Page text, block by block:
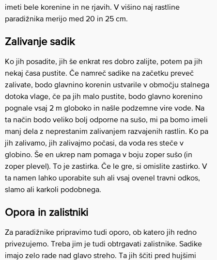
imeti bele korenine in ne rjavih. V višino naj rastline
paradižnika merijo med 20 in 25 cm.
Zalivanje sadik
Ko jih posadite, jih še enkrat res dobro zalijte, potem pa jih
nekaj časa pustite. Če namreč sadike na začetku preveč
zalivate, bodo glavnino korenin ustvarile v območju stalnega
dotoka vlage, če pa jih malo pustite, bodo glavno korenino
pognale vsaj 2 m globoko in našle podzemne vire vode. Na
ta način bodo veliko bolj odporne na sušo, mi pa bomo imeli
manj dela z neprestanim zalivanjem razvajenih rastlin. Ko pa
jih zalivamo, jih zalivajmo počasi, da voda res steče v
globino. Še en ukrep nam pomaga v boju zoper sušo (in
zoper plevel). To je zastirka. Če le gre, si omislite zastirko. V
ta namen lahko uporabite suh ali vsaj ovenel travni odkos,
slamo ali karkoli podobnega.
Opora in zalistniki
Za paradižnike pripravimo tudi oporo, ob katero jih redno
privezujemo. Treba jim je tudi obtrgavati zalistnike. Sadike
imajo zelo rade nad glavo streho. Ta jih ščiti pred hujšimi